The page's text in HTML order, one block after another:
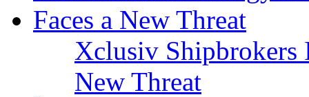
Xclusiv Shipbrokers
New Threat